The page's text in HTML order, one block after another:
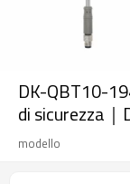
DK-QBT10-
di sicurezza｜
modello